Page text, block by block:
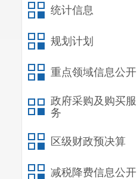
统计信息
规划计划
重点领域信息公开
政府采购及购买服
务
区级财政预决算
减税降费信息公开